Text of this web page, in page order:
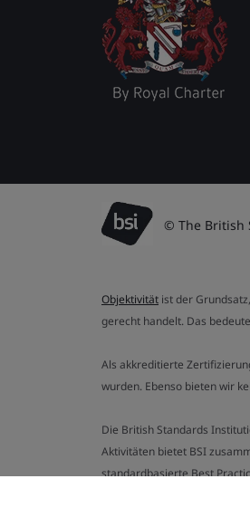
© The British
Objektivität ist der
gerecht handelt. Das
Als akkreditierte
wurden. Ebenso bieten wir
Die British Standards
Aktivitäten bietet BSI
standardbasierte Best